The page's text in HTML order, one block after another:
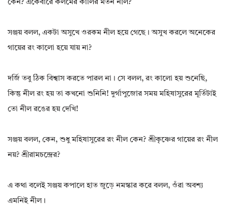
কেন? একেবারে কলমের কালির মতন নীল?
সঞ্জয় বলল, একটা অসুখে ওরকম নীল হয়ে গেছে। অসুখ করলে অনেকের
গায়ের রং কালো হয়ে যায় না?
দর্জি তবু ঠিক বিশ্বাস করতে পারল না। সে বলল, রং কালো হয় শুনেছি,
কিন্তু নীল রং হয় তা কখনো শুনিনি! দুর্গাপুজোর সময় মহিষাসুরের মূর্তিটাই
তো নীল রঙের হয় দেখি!
সঞ্জয় বলল, কেন, শুধু মহিষাসুরের রং নীল কেন? শ্রীকৃষ্ণের গায়ের রং নীল
নয়? শ্রীরামচন্দ্রের?
এ কথা বলেই সঞ্জয় কপালে হাত জুড়ে নমস্কার করে বলল, ওঁরা অবশ্য
এমনিই নীল।